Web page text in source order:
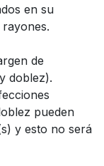
en su
de
doblez).
pueden
y esto no será